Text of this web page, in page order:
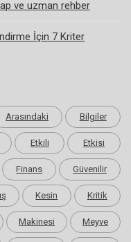
ve uzman rehber
İçin 7 Kriter
Arasındaki Bilgiler
Etkili Etkisi
Finans Güvenilir
Kesin Kritik
Makinesi Meyve